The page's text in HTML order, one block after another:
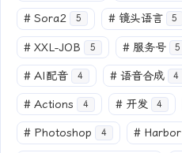
# Sora2 5 # 镜头语言 5
# XXL-JOB 5 # 服务号 5
# AI配音 4 # 语音合成 4
# Actions 4 # 开发 4
# Photoshop 4 # Harbor